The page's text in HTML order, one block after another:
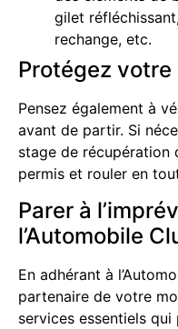
gilet
rechange, etc.
Protégez votre
Pensez également à
avant de partir. Si
stage de
permis et rouler en
Parer à
l’Automobile
En adhérant à
partenaire de votre
services essentiels